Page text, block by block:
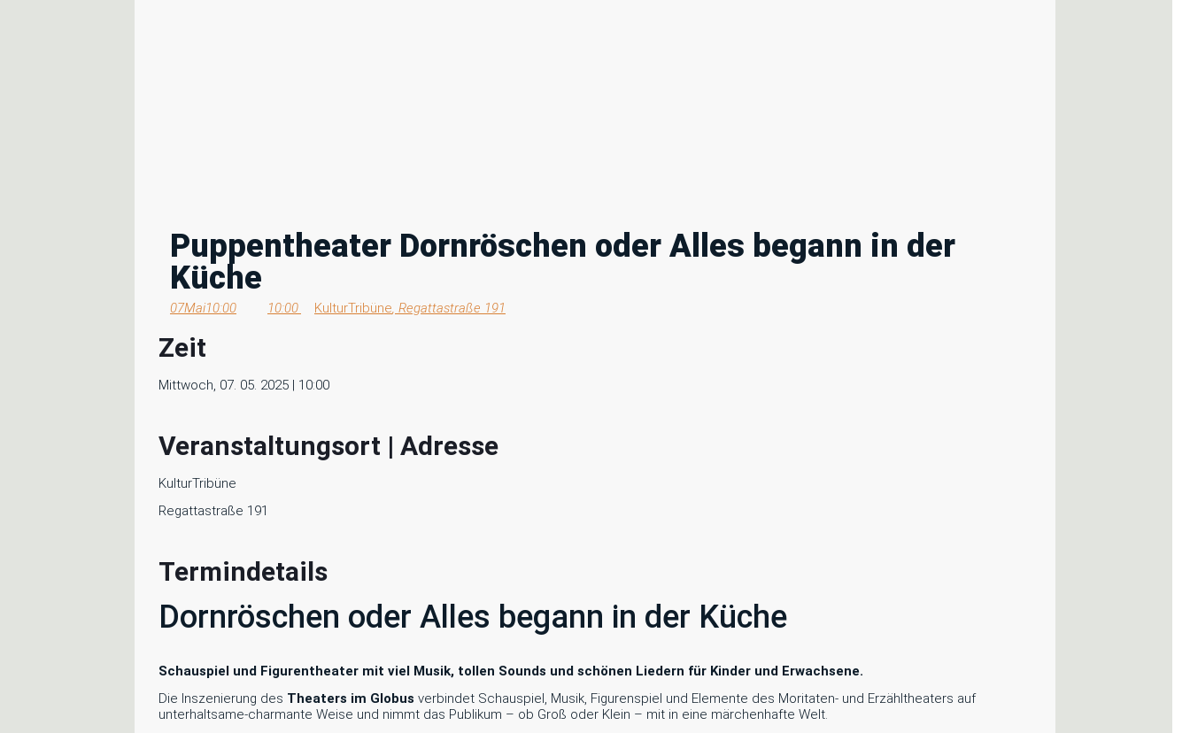
Puppentheater Dornröschen oder Alles begann in der
Küche
07Mai10:00 10:00 KulturTribüne, Regattastraße 191
Zeit
Mittwoch, 07. 05. 2025 | 10:00
Veranstaltungsort | Adresse
KulturTribüne
Regattastraße 191
Termindetails
Dornröschen oder Alles begann in der Küche
Schauspiel und Figurentheater mit viel Musik, tollen Sounds und schönen Liedern für Kinder und Erwachsene.
Die Inszenierung des Theaters im Globus verbindet Schauspiel, Musik, Figurenspiel und Elemente des Moritaten- und Erzähltheaters auf
unterhaltsame-charmante Weise und nimmt das Publikum – ob Groß oder Klein – mit in eine märchenhafte Welt.